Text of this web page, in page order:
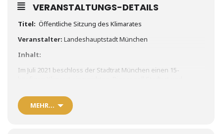
VERANSTALTUNGS-DETAILS
Titel: Öffentliche Sitzung des Klimarates
Veranstalter: Landeshauptstadt München
Inhalt:
Im Juli 2021 beschloss der Stadtrat München einen 15-
konstruktiv beraten. Neben den Mitgliedern aus Politik (5) und
Verwaltung (2), sind auch aus Wissenschaft, Wirtschaft und
Zivilgesellschaft je drei Vertreter*innen plus
MEHR…